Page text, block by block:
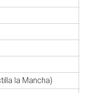
la Mancha)